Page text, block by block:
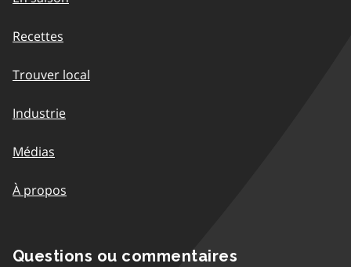
Recettes
Trouver local
Industrie
Médias
À propos
Questions ou commentaires